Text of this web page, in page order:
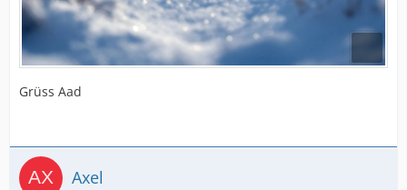
Grüss Aad
Axel